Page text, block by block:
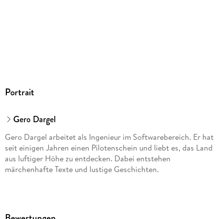
Portrait
Gero Dargel
Gero Dargel arbeitet als Ingenieur im Softwarebereich. Er hat
seit einigen Jahren einen Pilotenschein und liebt es, das Land
aus luftiger Höhe zu entdecken. Dabei entstehen
märchenhafte Texte und lustige Geschichten.